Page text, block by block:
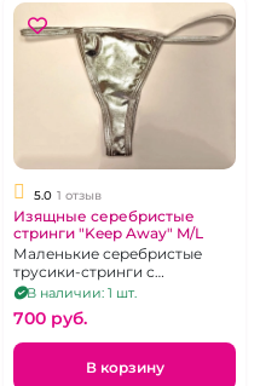
5.0 1 отзыв
Изящные серебристые
стринги "Keep Away" M/L
Маленькие серебристые
трусики-стринги с
покрытием металлик р 44-48
В наличии: 1 шт.
700 pуб.
В корзину